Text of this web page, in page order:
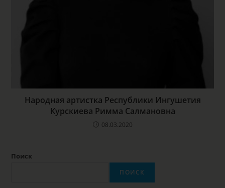
Народная артистка Республики Ингушетия
Курскиева Римма Салмановна
08.03.2020
Поиск
ПОИСК